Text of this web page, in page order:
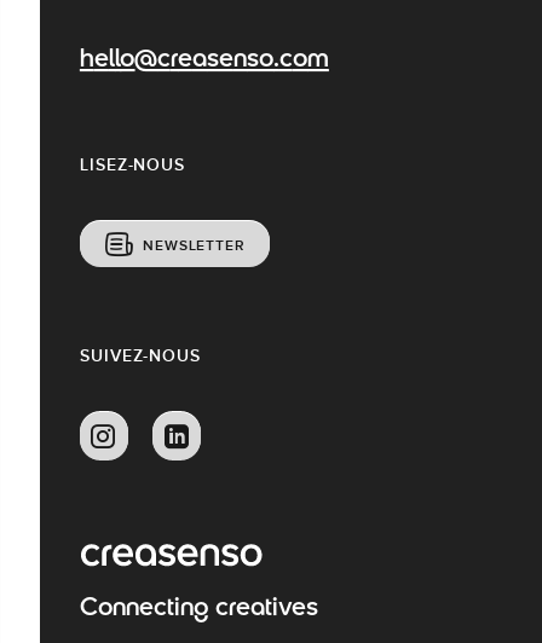
hello@creasenso.com
LISEZ-NOUS
NEWSLETTER
SUIVEZ-NOUS
Connecting creatives